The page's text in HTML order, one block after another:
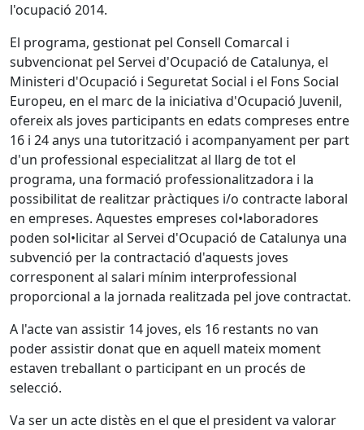
l'ocupació 2014.
El programa, gestionat pel Consell Comarcal i
subvencionat pel Servei d'Ocupació de Catalunya, el
Ministeri d'Ocupació i Seguretat Social i el Fons Social
Europeu, en el marc de la iniciativa d'Ocupació Juvenil,
ofereix als joves participants en edats compreses entre
16 i 24 anys una tutorització i acompanyament per part
d'un professional especialitzat al llarg de tot el
programa, una formació professionalitzadora i la
possibilitat de realitzar pràctiques i/o contracte laboral
en empreses. Aquestes empreses col•laboradores
poden sol•licitar al Servei d'Ocupació de Catalunya una
subvenció per la contractació d'aquests joves
corresponent al salari mínim interprofessional
proporcional a la jornada realitzada pel jove contractat.
A l'acte van assistir 14 joves, els 16 restants no van
poder assistir donat que en aquell mateix moment
estaven treballant o participant en un procés de
selecció.
Va ser un acte distès en el que el president va valorar